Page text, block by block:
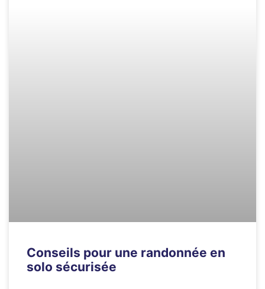
Conseils pour une randonnée en
solo sécurisée